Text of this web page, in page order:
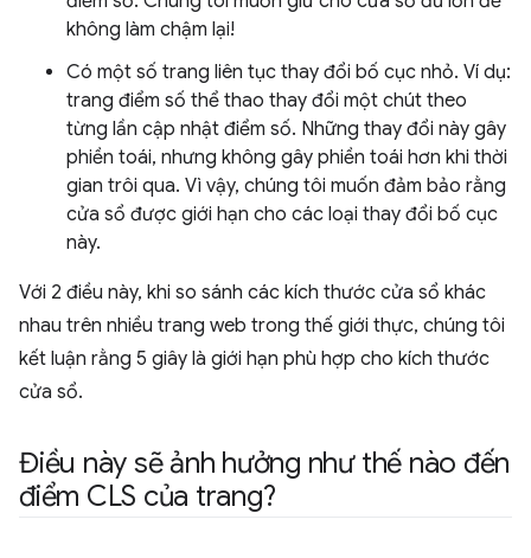
không làm chậm lại!
Có một số trang liên tục thay đổi bố cục nhỏ. Ví dụ:
trang điểm số thể thao thay đổi một chút theo
từng lần cập nhật điểm số. Những thay đổi này gây
phiền toái, nhưng không gây phiền toái hơn khi thời
gian trôi qua. Vì vậy, chúng tôi muốn đảm bảo rằng
cửa sổ được giới hạn cho các loại thay đổi bố cục
này.
Với 2 điều này, khi so sánh các kích thước cửa sổ khác
nhau trên nhiều trang web trong thế giới thực, chúng tôi
kết luận rằng 5 giây là giới hạn phù hợp cho kích thước
cửa sổ.
Điều này sẽ ảnh hưởng như thế nào đến
điểm CLS của trang?